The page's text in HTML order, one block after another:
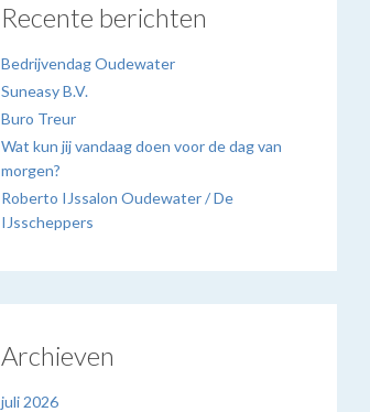
Recente berichten
Bedrijvendag Oudewater
Suneasy B.V.
Buro Treur
Wat kun jij vandaag doen voor de dag van
morgen?
Roberto IJssalon Oudewater / De
IJsscheppers
Archieven
juli 2026